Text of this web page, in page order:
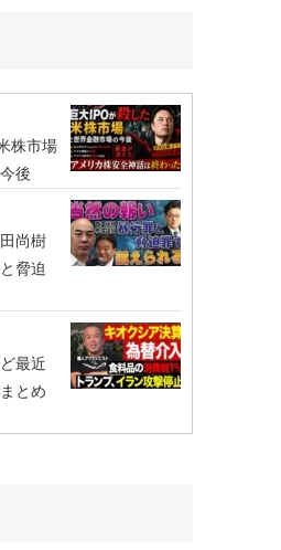
株市場
後
尚樹
脅迫
最近
とめ